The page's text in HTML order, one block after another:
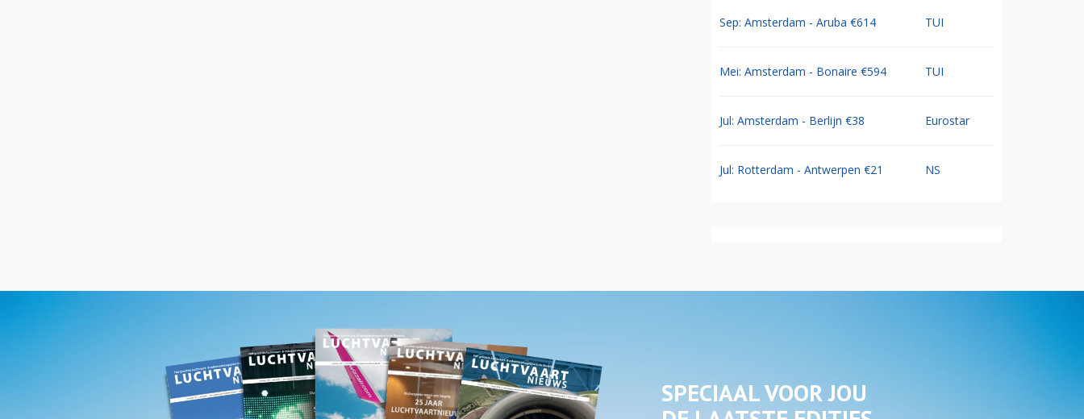
Sep: Amsterdam - Aruba €614 TUI
Mei: Amsterdam - Bonaire €594 TUI
Jul: Amsterdam - Berlijn €38 Eurostar
Jul: Rotterdam - Antwerpen €21 NS
SPECIAAL VOOR JOU